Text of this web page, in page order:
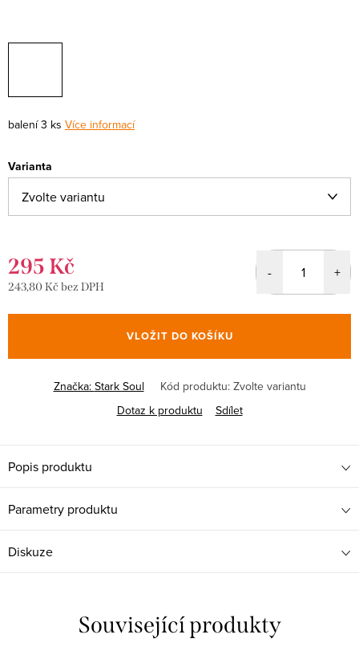
balení 3 ks Více informací
Varianta
295 Kč
243,80 Kč bez DPH
cena:
VLOŽIT DO KOŠÍKU
Značka: Stark Soul Kód produktu: Zvolte variantu
Dotaz k produktu
Sdílet
Popis produktu
Parametry produktu
Diskuze
Související produkty